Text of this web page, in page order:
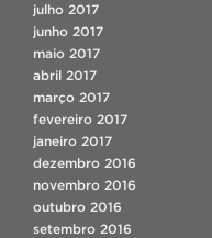
julho 2017
junho 2017
maio 2017
abril 2017
março 2017
fevereiro 2017
janeiro 2017
dezembro 2016
novembro 2016
outubro 2016
setembro 2016